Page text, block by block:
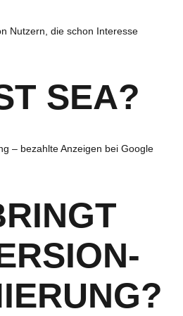
Nutzern, die schon Interesse
SEA?
– bezahlte Anzeigen bei Google